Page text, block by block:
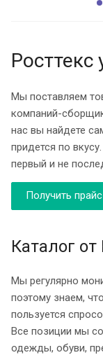
Росттекс
Мы поставляем
компаний-
нас вы найдете
придется по
первый и не
Получить
Каталог от
Мы регулярно
поэтому знаем,
пользуется
Все позиции мы
одежды, обуви,